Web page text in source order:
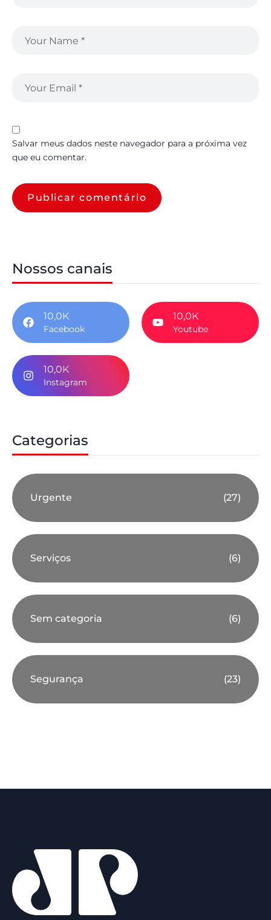
Salvar meus dados neste navegador para a próxima vez
que eu comentar.
Nossos canais
10,0K
Facebook
10,0K
Youtube
10,0K
Instagram
Categorias
Urgente (27)
Serviços (6)
Sem categoria (6)
Segurança (23)